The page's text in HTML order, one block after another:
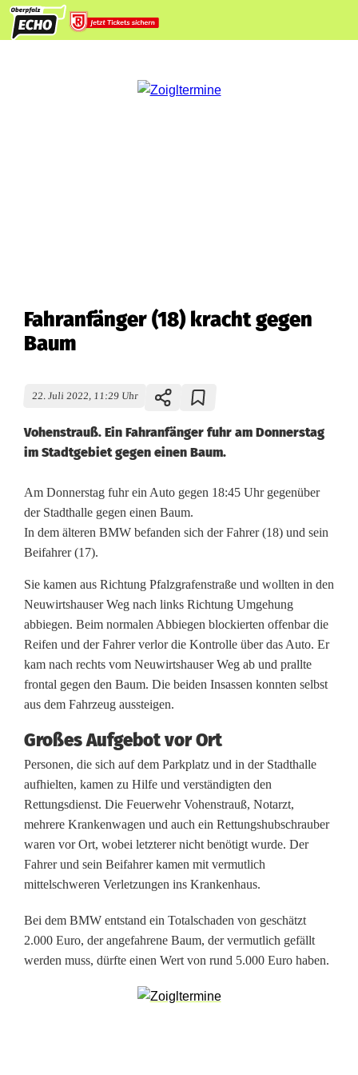
Fahranfänger (18) kracht gegen
Baum
22. Juli 2022, 11:29 Uhr
Vohenstrauß. Ein Fahranfänger fuhr am Donnerstag
im Stadtgebiet gegen einen Baum.
F
a
h
r
a
n
f
ä
n
g
e
r
(
1
8
Am Donnerstag fuhr ein Auto gegen 18:45 Uhr gegenüber
der Stadthalle gegen einen Baum.
In dem älteren BMW befanden sich der Fahrer (18) und sein
Beifahrer (17).
Sie kamen aus Richtung Pfalzgrafenstraße und wollten in den
Neuwirtshauser Weg nach links Richtung Umgehung
abbiegen. Beim normalen Abbiegen blockierten offenbar die
Reifen und der Fahrer verlor die Kontrolle über das Auto. Er
kam nach rechts vom Neuwirtshauser Weg ab und prallte
frontal gegen den Baum. Die beiden Insassen konnten selbst
aus dem Fahrzeug aussteigen.
Großes Aufgebot vor Ort
Personen, die sich auf dem Parkplatz und in der Stadthalle
aufhielten, kamen zu Hilfe und verständigten den
Rettungsdienst. Die Feuerwehr Vohenstrauß, Notarzt,
mehrere Krankenwagen und auch ein Rettungshubschrauber
waren vor Ort, wobei letzterer nicht benötigt wurde. Der
Fahrer und sein Beifahrer kamen mit vermutlich
mittelschweren Verletzungen ins Krankenhaus.
Bei dem BMW entstand ein Totalschaden von geschätzt
2.000 Euro, der angefahrene Baum, der vermutlich gefällt
werden muss, dürfte einen Wert von rund 5.000 Euro haben.